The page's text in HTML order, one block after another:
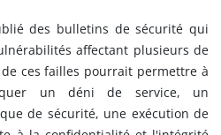
des bulletins de sécurité qui
affectant plusieurs de
ces failles pourrait permettre à
un déni de service, un
de sécurité, une exécution de